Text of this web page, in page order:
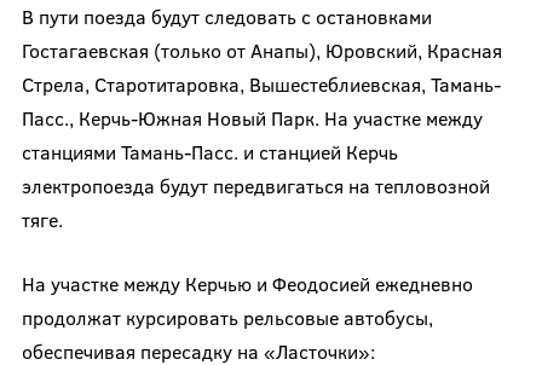
В пути поезда будут следовать с остановками
Гостагаевская (только от Анапы), Юровский, Красная
Стрела, Старотитаровка, Вышестеблиевская, Тамань-
Пасс., Керчь-Южная Новый Парк. На участке между
станциями Тамань-Пасс. и станцией Керчь
электропоезда будут передвигаться на тепловозной
тяге.
На участке между Керчью и Феодосией ежедневно
продолжат курсировать рельсовые автобусы,
обеспечивая пересадку на «Ласточки»: